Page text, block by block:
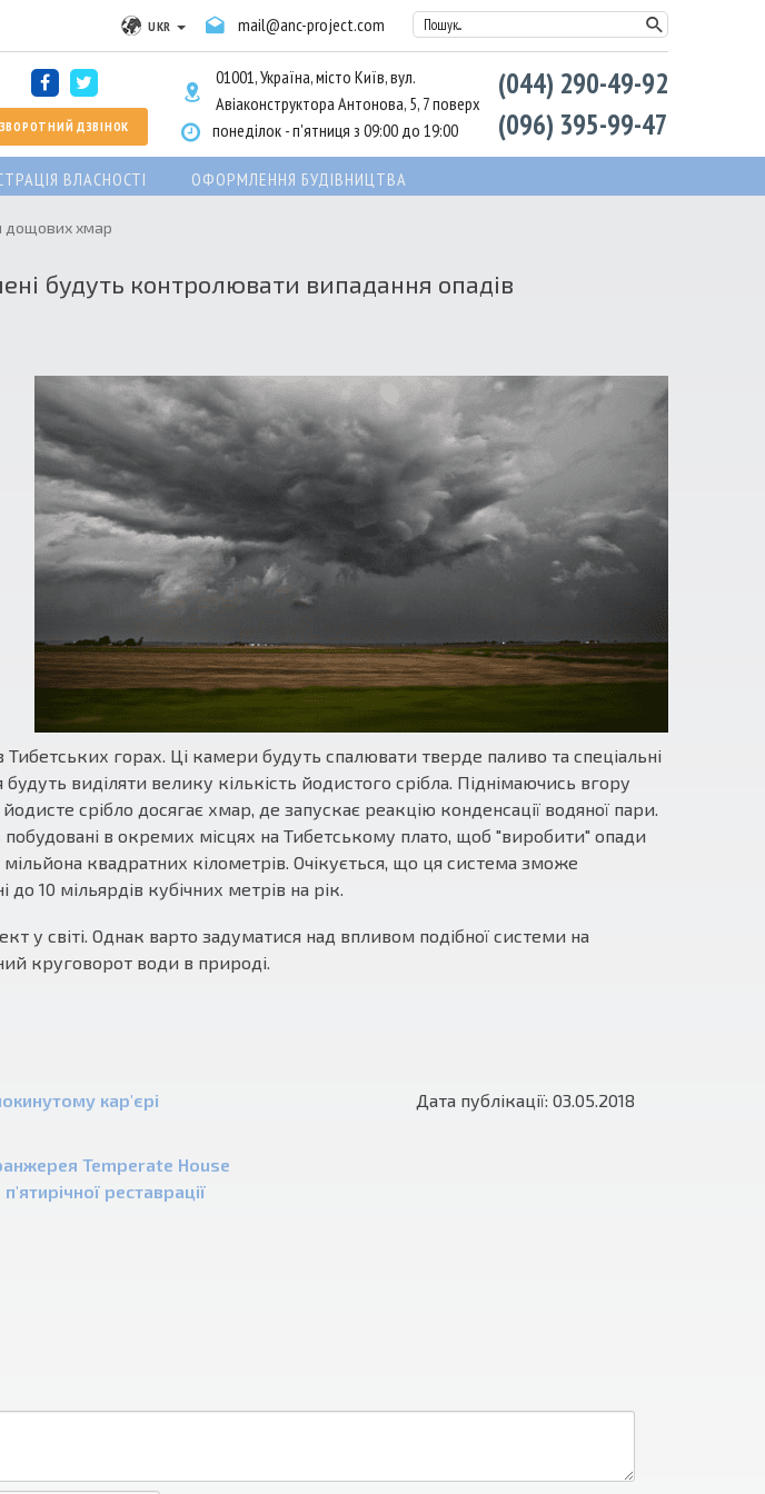
Пошук...
mail@anc-project.com
UKR
ЗВОРОТНИЙ ДЗВІНОК
01001, Україна, місто Київ, вул.
Авіаконструктора Антонова, 5, 7 поверх
понеділок - п'ятниця з 09:00 до 19:00
(044) 290-49-92
(096) 395-99-47
ВЛАСНОСТІ ОФОРМЛЕННЯ БУДІВНИЦТВА
дощових хмар
будуть контролювати випадання опадів
горах. Ці камери будуть спалювати тверде паливо та спеціальні
будуть виділяти велику кількість йодистого срібла. Піднімаючись вгору
срібло досягає хмар, де запускає реакцію конденсації водяної пари.
в окремих місцях на Тибетському плато, щоб "виробити" опади
квадратних кілометрів. Очікується, що ця система зможе
до 10 мільярдів кубічних метрів на рік.
у світі. Однак варто задуматися над впливом подібної системи на
круговорот води в природі.
кар'єрі
Temperate House
реставрації
Дата публікації: 03.05.2018